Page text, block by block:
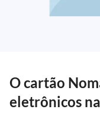
O cartão
eletrônicos